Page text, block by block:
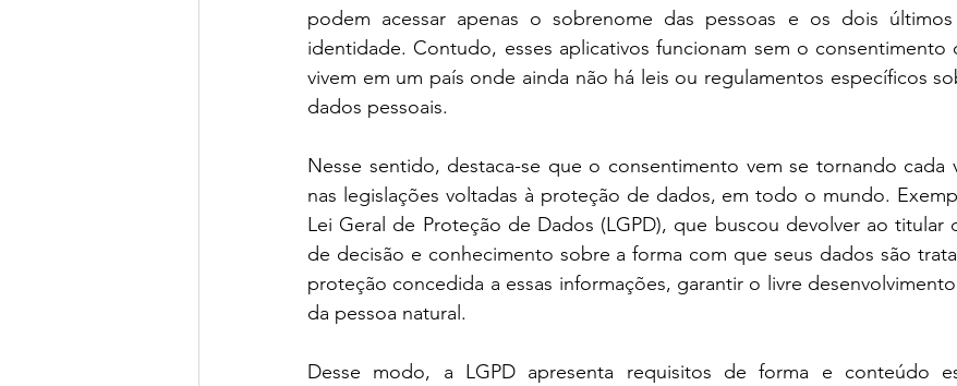
podem acessar apenas o sobrenome das pessoas e os dois
identidade. Contudo, esses aplicativos funcionam sem o consentimento
vivem em um país onde ainda não há leis ou regulamentos específicos
dados pessoais.
Nesse sentido, destaca-se que o consentimento vem se tornando cada
nas legislações voltadas à proteção de dados, em todo o mundo.
Lei Geral de Proteção de Dados (LGPD), que buscou devolver ao
de decisão e conhecimento sobre a forma com que seus dados são
proteção concedida a essas informações, garantir o livre
da pessoa natural.
Desse modo, a LGPD apresenta requisitos de forma e conteúdo